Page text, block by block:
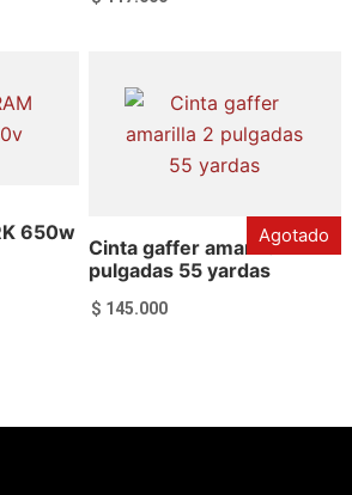
Añadir al carrito
650w
Cinta gaffer amarilla 2
pulgadas 55 yardas
$ 145.000
Agotado
Leer más